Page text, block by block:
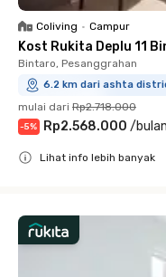
Coliving • Campur
Kost Rukita Deplu 11
Bintaro, Pesanggrahan
6.2 km dari ashta
mulai dari Rp2.718.000
-5% Rp2.568.000 /bulan
Lihat info lebih banyak